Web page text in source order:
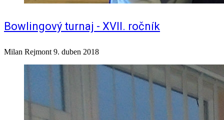
Bowlingový turnaj - XVII. ročník
Milan Rejmont 9. duben 2018